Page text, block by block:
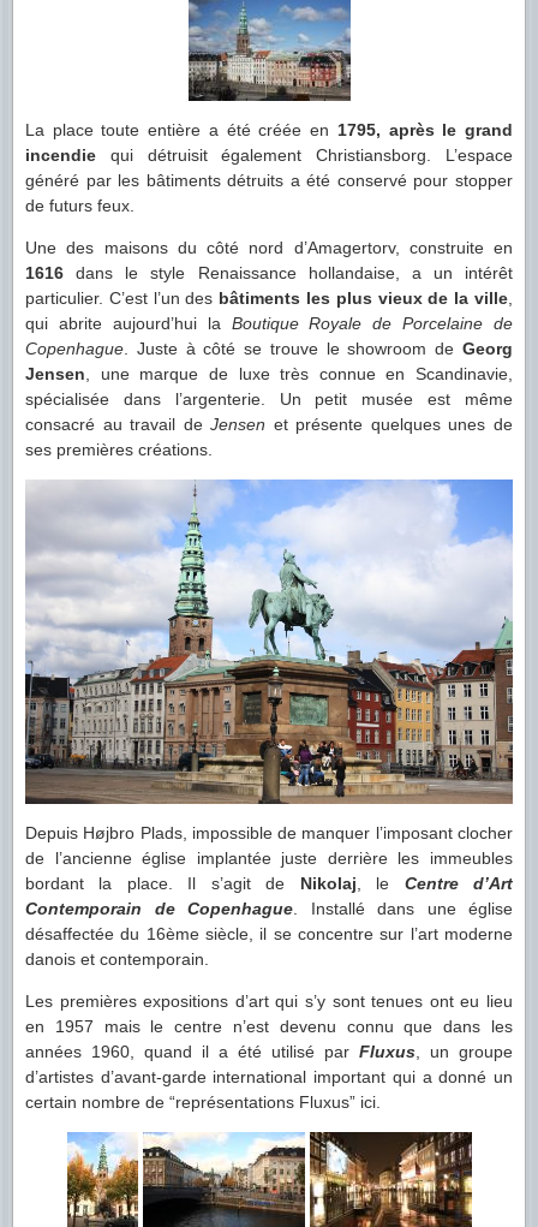
La place toute entière a été créée en 1795, après le grand
incendie qui détruisit également Christiansborg. L’espace
généré par les bâtiments détruits a été conservé pour stopper
de futurs feux.
Une des maisons du côté nord d’Amagertorv, construite en
1616 dans le style Renaissance hollandaise, a un intérêt
particulier. C’est l’un des bâtiments les plus vieux de la ville
qui abrite aujourd’hui la Boutique Royale de Porcelaine de
Copenhague . Juste à côté se trouve le showroom de Georg
Jensen , une marque de luxe très connue en Scandinavie,
spécialisée dans l’argenterie. Un petit musée est même
consacré au travail deJensen et présente quelques unes de
ses premières créations.
Depuis Højbro Plads, impossible de manquer l’imposant clocher
de l’ancienne église implantée juste derrière les immeubles
bordant la place. Il s’agit de Nikolaj , le Centre d’Art
Contemporain de Copenhague . Installé dans une église
désaffectée du 16ème siècle, il se concentre sur l’art moderne
danois et contemporain.
Les premières expositions d’art qui s’y sont tenues ont eu lieu
en 1957 mais le centre n’est devenu connu que dans les
années 1960, quand il a été utilisé par Fluxus , un groupe
d’artistes d’avant-garde international important qui a donné un
certain nombre de “représentations Fluxus” ici.